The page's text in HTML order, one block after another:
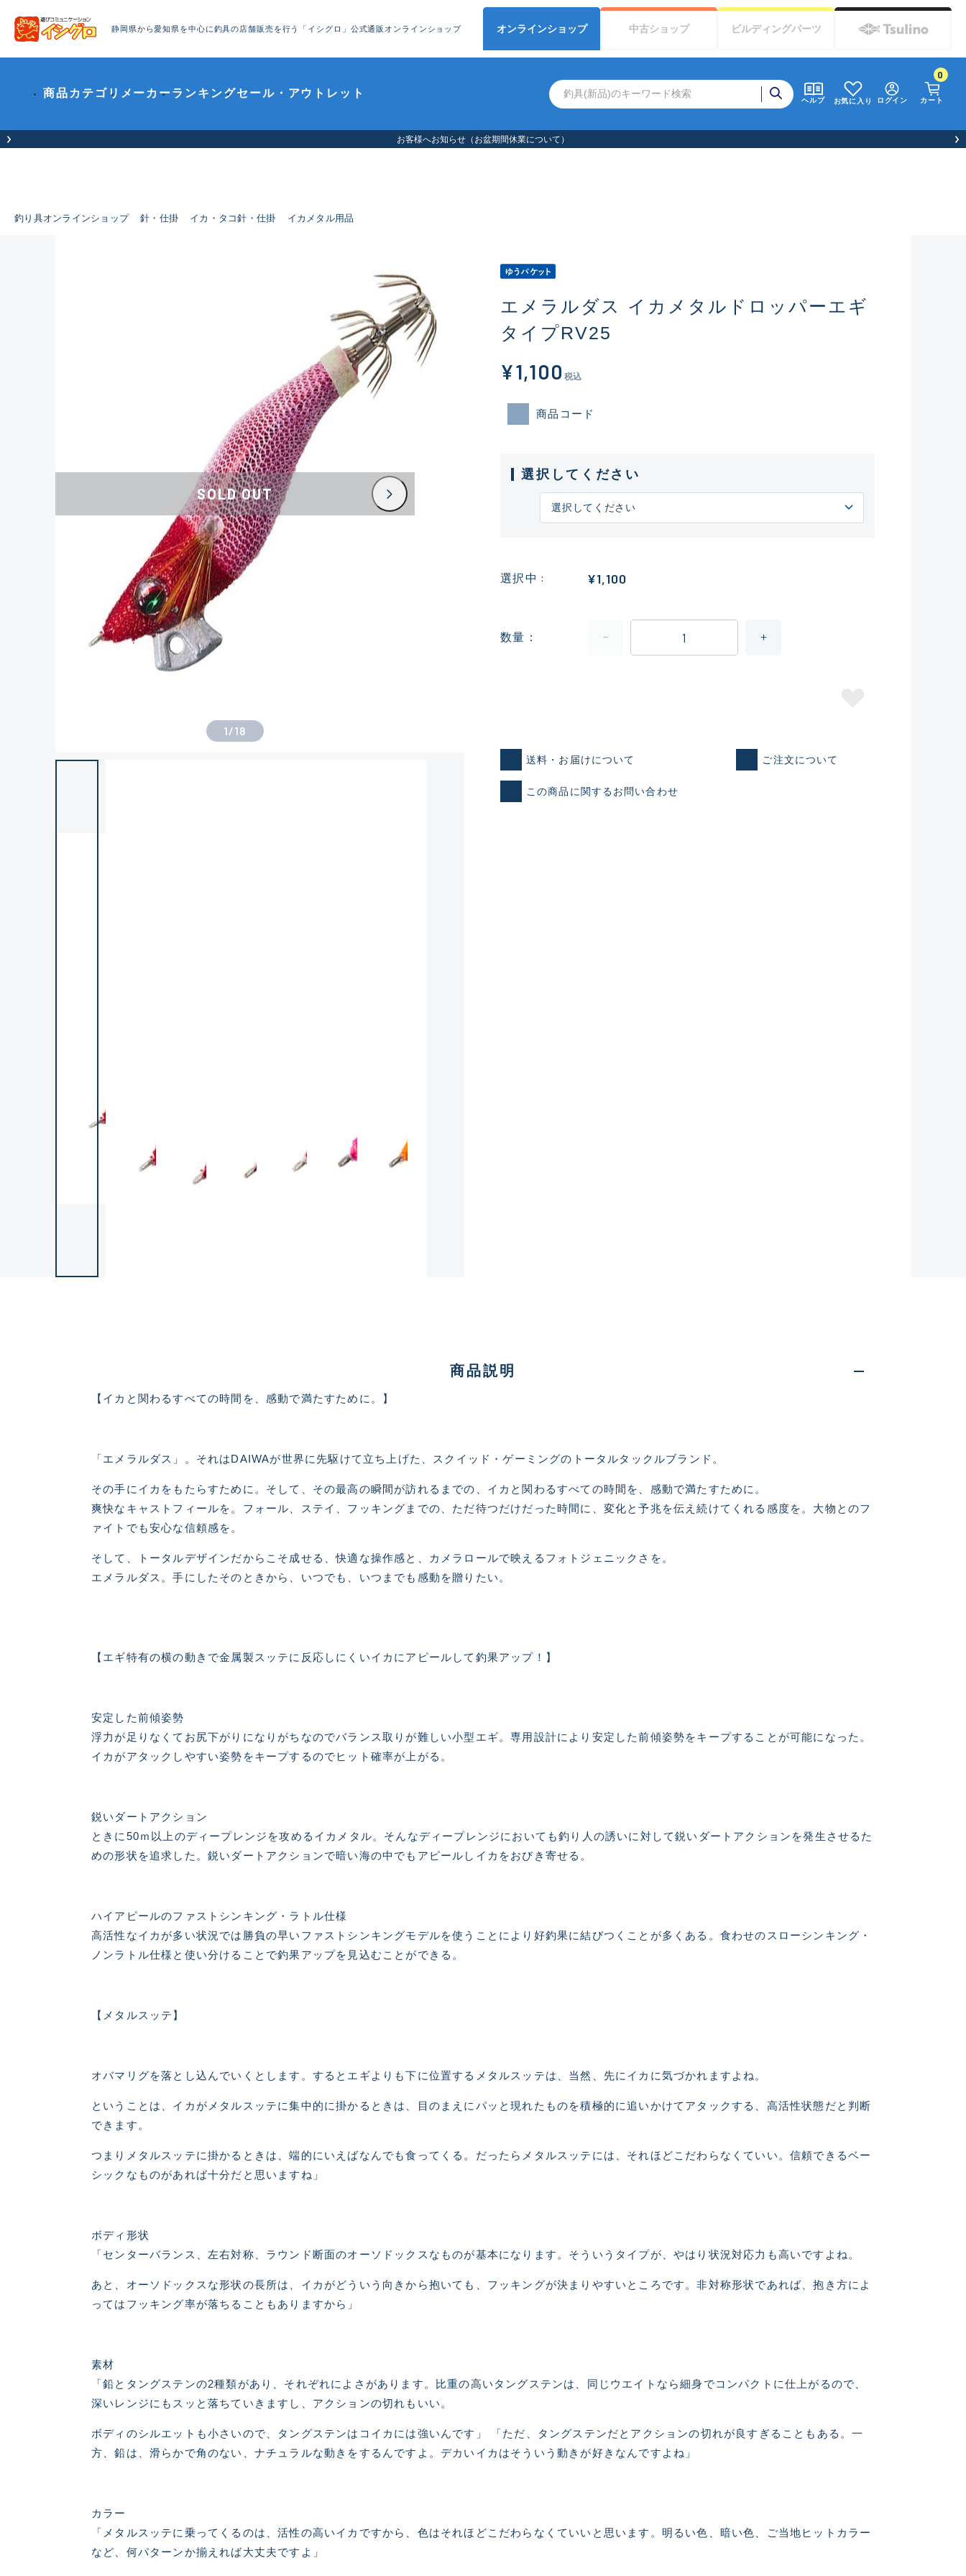
静岡県から愛知県を中心に釣具の店舗販売を行う「イシグロ」公式通販オンラインショップ
ヘルプ お気に入り ログイン カート
0
オンラインショップ 中古ショップ ビルディングパーツ
商品カテゴリ メーカーランキングセール・アウトレット
釣り具オンラインショップ 針・仕掛 イカ・タコ針・仕掛 イカメタル用品
良
悪
SA
新古品（メーカー問屋から仕入れた未使用
品）
A 傷が極めて少ない極上品
確認ください。
SOLD OUT
1/18
エメラルダス イカメタルドロッパーエギ
タイプRV25
¥1,100 税込
商品コード
選択してください
選択中 ¥1,100
数量
送料・お届けについて ご注文について
この商品に関するお問い合わせ
商品説明
【イカと関わるすべての時間を、感動で満たすために。】
「エメラルダス」。それはDAIWAが世界に先駆けて立ち上げた、スクイッド・ゲーミングのトータルタックルブランド。
その手にイカをもたらすために。そして、その最高の瞬間が訪れるまでの、イカと関わるすべての時間を、感動で満たすために。
爽快なキャストフィールを。フォール、ステイ、フッキングまでの、ただ待つだけだった時間に、変化と予兆を伝え続けてくれる感度を。大物とのフ
ァイトでも安心な信頼感を。
そして、トータルデザインだからこそ成せる、快適な操作感と、カメラロールで映えるフォトジェニックさを。
エメラルダス。手にしたそのときから、いつでも、いつまでも感動を贈りたい。
【エギ特有の横の動きで金属製スッテに反応しにくいイカにアピールして釣果アップ！】
安定した前傾姿勢
浮力が足りなくてお尻下がりになりがちなのでバランス取りが難しい小型エギ。専用設計により安定した前傾姿勢をキープすることが可能になった。
イカがアタックしやすい姿勢をキープするのでヒット確率が上がる。
鋭いダートアクション
ときに50ｍ以上のディープレンジを攻めるイカメタル。そんなディープレンジにおいても釣り人の誘いに対して鋭いダートアクションを発生させるた
めの形状を追求した。鋭いダートアクションで暗い海の中でもアピールしイカをおびき寄せる。
ハイアピールのファストシンキング・ラトル仕様
高活性なイカが多い状況では勝負の早いファストシンキングモデルを使うことにより好釣果に結びつくことが多くある。食わせのスローシンキング・
ノンラトル仕様と使い分けることで釣果アップを見込むことができる。
【メタルスッテ】
オバマリグを落とし込んでいくとします。するとエギよりも下に位置するメタルスッテは、当然、先にイカに気づかれますよね。
ということは、イカがメタルスッテに集中的に掛かるときは、目のまえにパッと現れたものを積極的に追いかけてアタックする、高活性状態だと判断
できます。
つまりメタルスッテに掛かるときは、端的にいえばなんでも食ってくる。だったらメタルスッテには、それほどこだわらなくていい。信頼できるベー
シックなものがあれば十分だと思いますね」
ボディ形状
「センターバランス、左右対称、ラウンド断面のオーソドックスなものが基本になります。そういうタイプが、やはり状況対応力も高いですよね。
あと、オーソドックスな形状の長所は、イカがどういう向きから抱いても、フッキングが決まりやすいところです。非対称形状であれば、抱き方によ
ってはフッキング率が落ちることもありますから」
素材
「鉛とタングステンの2種類があり、それぞれによさがあります。比重の高いタングステンは、同じウエイトなら細身でコンパクトに仕上がるので、
深いレンジにもスッと落ちていきますし、アクションの切れもいい。
ボディのシルエットも小さいので、タングステンはコイカには強いんです」 「ただ、タングステンだとアクションの切れが良すぎることもある。一
方、鉛は、滑らかで角のない、ナチュラルな動きをするんですよ。デカいイカはそういう動きが好きなんですよね」
カラー
「メタルスッテに乗ってくるのは、活性の高いイカですから、色はそれほどこだわらなくていいと思います。明るい色、暗い色、ご当地ヒットカラー
など、何パターンか揃えれば大丈夫ですよ」